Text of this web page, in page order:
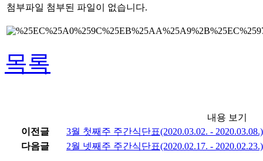
첨부파일 첨부된 파일이 없습니다.
목록
내용 보기
이전글
3월 첫째주 주간식단표(2020.03.02. - 2020.03.08.)
다음글
2월 넷째주 주간식단표(2020.02.17. - 2020.02.23.)